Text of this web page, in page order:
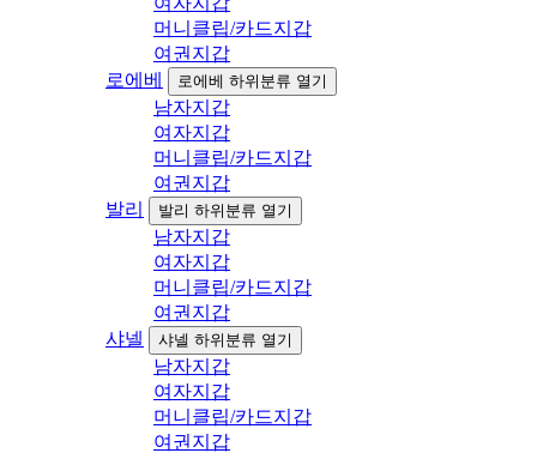
머니클립/카드지갑
여권지갑
로에베
로에베 하위분류 열기
남자지갑
여자지갑
머니클립/카드지갑
여권지갑
발리
발리 하위분류 열기
남자지갑
여자지갑
머니클립/카드지갑
여권지갑
샤넬
샤넬 하위분류 열기
남자지갑
여자지갑
머니클립/카드지갑
여권지갑